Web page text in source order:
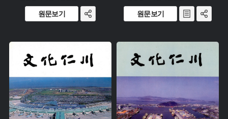
원문보기 원문보기
생산 :
소장 :